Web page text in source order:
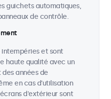
guichets automatiques,
de contrôle.
et sont
haute qualité avec un
années de
en cas d'utilisation
d'extérieur sont